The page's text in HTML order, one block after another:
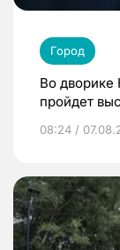
Город
Во дворике
пройдет
08:24 /